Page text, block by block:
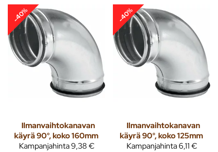
-40%
Ilmanvaihtokanavan
käyrä 90°, koko 160mm
Kampanjahinta9,38 €
-40%
Ilmanvaihtokanavan
käyrä 90°, koko 125mm
Kampanjahinta6,11 €